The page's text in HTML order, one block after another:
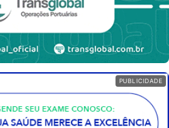
PUBLICIDADE